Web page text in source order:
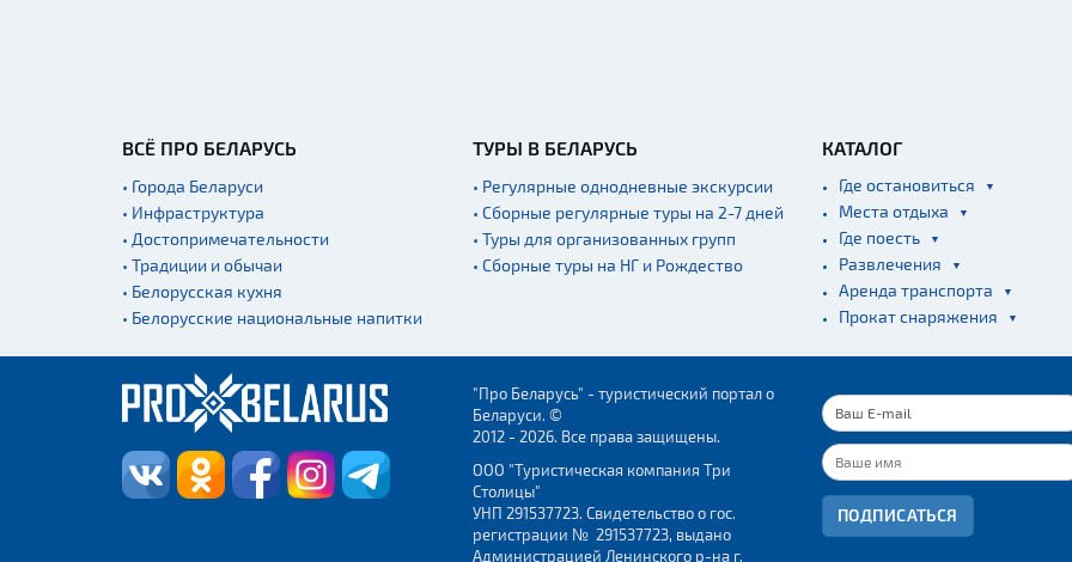
ВСЁ ПРО БЕЛАРУСЬ
• Города Беларуси
• Инфраструктура
• Достопримечательности
• Традиции и обычаи
• Белорусская кухня
• Белорусские национальные напитки
ТУРЫ В БЕЛАРУСЬ
• Регулярные однодневные экскурсии
• Сборные регулярные туры на 2-7 дней
• Туры для организованных групп
• Сборные туры на НГ и Рождество
КАТАЛОГ
Где остановиться
Места отдыха
Где поесть
Развлечения
Аренда транспорта
Прокат снаряжения
"Про Беларусь" - туристический портал о
Беларуси. ©
2012 - 2026. Все права защищены.
ООО "Туристическая компания Три
Столицы"
УНП 291537723. Свидетельство о гос.
регистрации № 291537723, выдано
Администрацией Ленинского р-на г.
ПОДПИСАТЬСЯ